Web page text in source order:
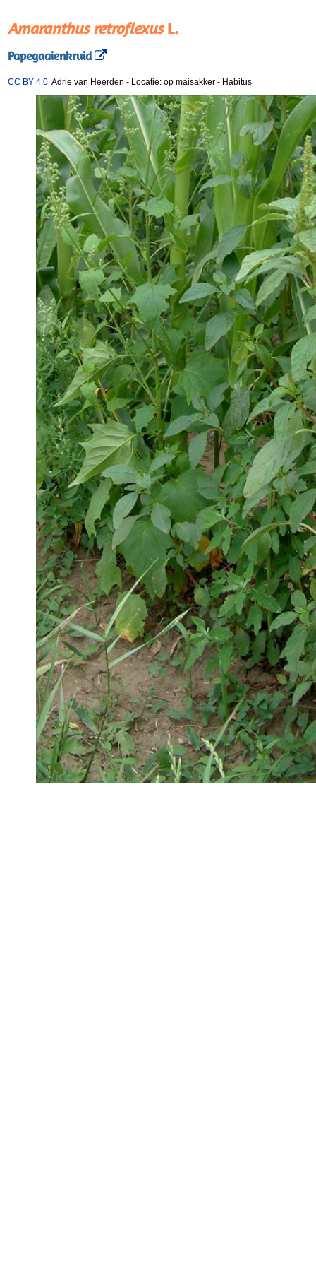
Amaranthus retroflexusL.
Papegaaienkruid
CC BY 4.0 Adrie van Heerden - Locatie: op maisakker - Habitus